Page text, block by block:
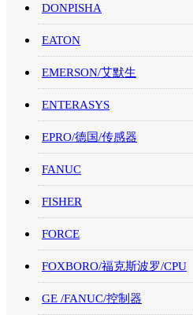
DONPISHA
EATON
EMERSON/艾默生
ENTERASYS
EPRO/德国/传感器
FANUC
FISHER
FORCE
FOXBORO/福克斯波罗/CPU
GE /FANUC/控制器